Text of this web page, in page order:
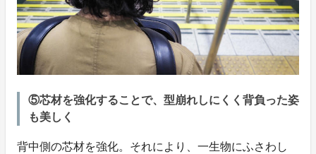
⑤芯材を強化することで、型崩れしにくく背負った姿
も美しく
背中側の芯材を強化。それにより、一生物にふさわし